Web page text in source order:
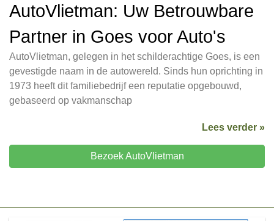
AutoVlietman: Uw Betrouwbare
Partner in Goes voor Auto's
AutoVlietman, gelegen in het schilderachtige Goes, is een
gevestigde naam in de autowereld. Sinds hun oprichting in
1973 heeft dit familiebedrijf een reputatie opgebouwd,
gebaseerd op vakmanschap
Lees verder »
Bezoek AutoVlietman